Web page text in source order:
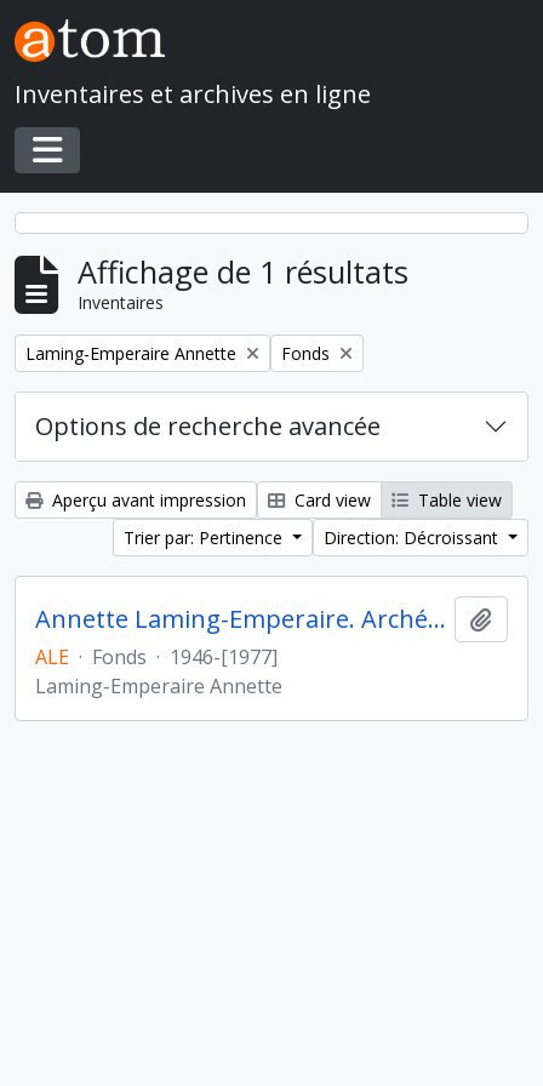
Skip to main content
Inventaires et archives en ligne
Toggle navigation
Affichage de 1 résultats
Inventaires
Remove filter:
Laming-Emperaire Annette Remove filter:
Fonds
Options de recherche avancée
Aperçu avant impression Card view
Table view
Trier par: Pertinence
Direction: Décroissant
Annette Laming-Emperaire. Archéologie des Amériques
ALE · Fonds · 1946-[1977]
Laming-Emperaire Annette